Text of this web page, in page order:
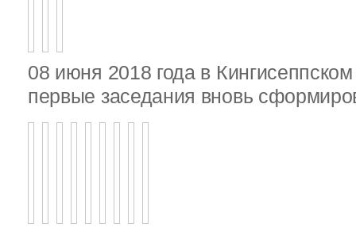
08 июня 2018 года в
первые заседания вновь